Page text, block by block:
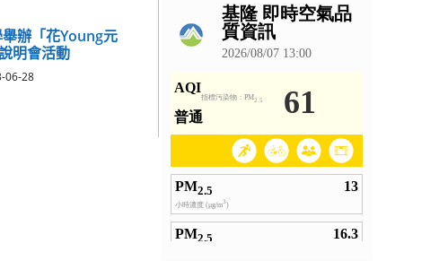
辦「花Young元
明會活動
06-28